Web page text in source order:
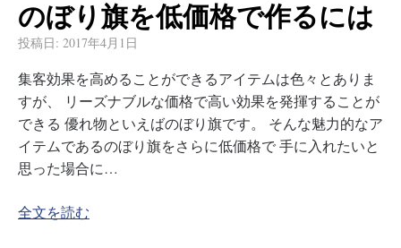
のぼり旗を低価格で作るには
投稿日: 2017年4月1日
集客効果を高めることができるアイテムは色々とありま
すが、 リーズナブルな価格で高い効果を発揮することが
できる 優れ物といえばのぼり旗です。 そんな魅力的なア
イテムであるのぼり旗をさらに低価格で 手に入れたいと
思った場合に…
全文を読む